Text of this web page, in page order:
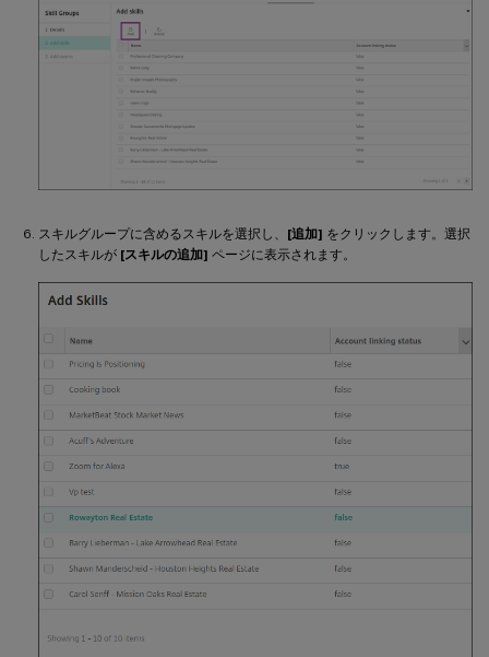
スキルグループに含めるスキルを選択し、 [追加] をクリックします。選択
したスキルが [スキルの追加] ページに表示されます。